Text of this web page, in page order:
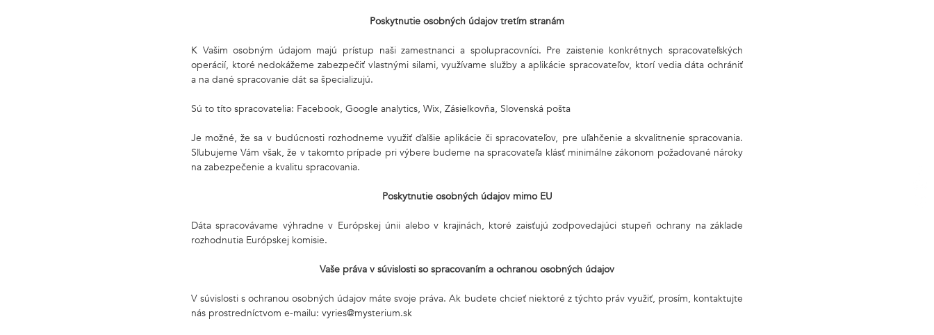
Poskytnutie osobných údajov tretím stranám
K Vašim osobným údajom majú prístup naši zamestnanci a spolupracovníci. Pre zaistenie konkrétnych spracovateľských
operácií, ktoré nedokážeme zabezpečiť vlastnými silami, využívame služby a aplikácie spracovateľov, ktorí vedia dáta ochrániť
a na dané spracovanie dát sa špecializujú.
Sú to títo spracovatelia: Facebook, Google analytics, Wix, Zásielkovňa, Slovenská pošta
Je možné, že sa v budúcnosti rozhodneme využiť ďalšie aplikácie či spracovateľov, pre uľahčenie a skvalitnenie spracovania.
Sľubujeme Vám však, že v takomto prípade pri výbere budeme na spracovateľa klásť minimálne zákonom požadované nároky
na zabezpečenie a kvalitu spracovania.
Poskytnutie osobných údajov mimo EU
Dáta spracovávame výhradne v Európskej únii alebo v krajinách, ktoré zaisťujú zodpovedajúci stupeň ochrany na základe
rozhodnutia Európskej komisie.
Vaše práva v súvislosti so spracovaním a ochranou osobných údajov
V súvislosti s ochranou osobných údajov máte svoje práva. Ak budete chcieť niektoré z týchto práv využiť, prosím, kontaktujte
nás prostredníctvom e-mailu: vyries@mysterium.sk